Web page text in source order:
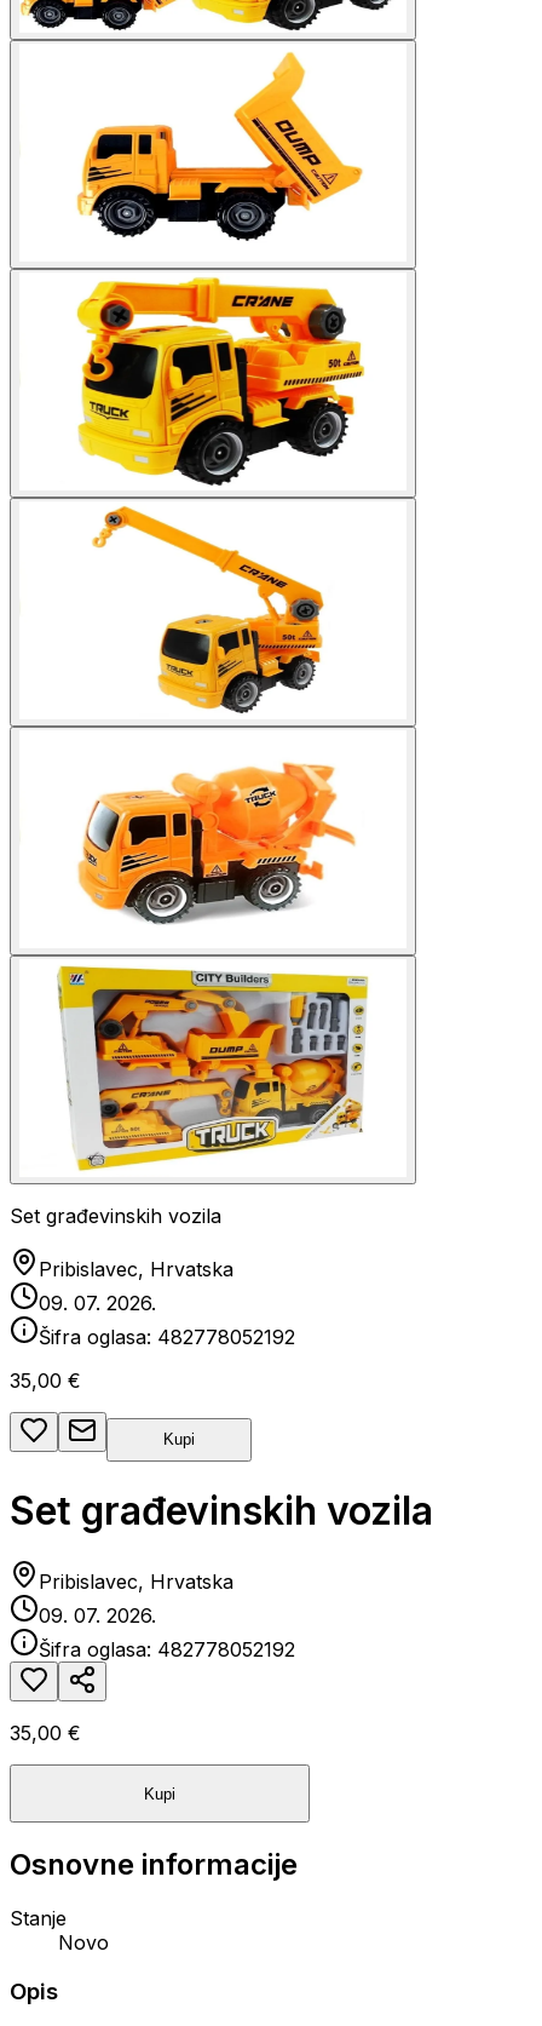
Set građevinskih vozila
Pribislavec, Hrvatska
09. 07. 2026.
Šifra oglasa: 482778052192
35,00 €
Kupi
Set građevinskih vozila
Pribislavec, Hrvatska
09. 07. 2026.
Šifra oglasa: 482778052192
35,00 €
Kupi
Osnovne informacije
Stanje
Novo
Opis